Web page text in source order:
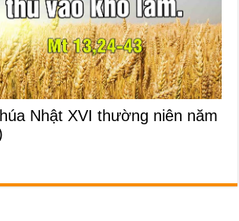
Nhật XVI thường niên năm